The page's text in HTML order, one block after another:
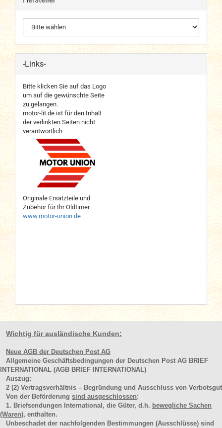
-Links-
Bitte klicken Sie auf das Logo
um auf die gewünschte Seite
zu gelangen.
motor-lit.de ist für den Inhalt
der verlinkten Seiten nicht
verantwortlich
Originale Ersatzteile und
Zubehör für Ihr Oldtimer
www.motor-union.de
Wichtig für ausländische Kunden:
Neue AGB der Deutschen Post AG
Allgemeine Geschäftsbedingungen der Deutschen Post AG BRIEF
INTERNATIONAL (AGB BRIEF INTERNATIONAL)
Auszug:
2 (2) Vertragsverhältnis – Begründung und Ausschluss von Verbotsgut
Von der Beförderung sind ausgeschlossen:
1. Briefsendungen International, die Güter, d.h. bewegliche Sachen
(Waren), enthalten.
Unbeschadet der nachfolgenden Bestimmungen (Ausschlüsse) sind